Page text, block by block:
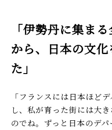
「伊勢丹に集ま
から、日本の文
た」
「フランスには日本ほど
し、私が育った街には大
のでね。ずっと日本のデ